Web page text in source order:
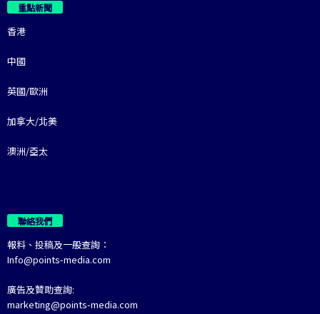
重點新聞
香港
中國
英國/歐洲
加拿大/北美
澳洲/亞太
聯絡我們
報料、投稿及一般查詢：
Info@points-media.com
廣告及贊助查詢:
marketing@points-media.com